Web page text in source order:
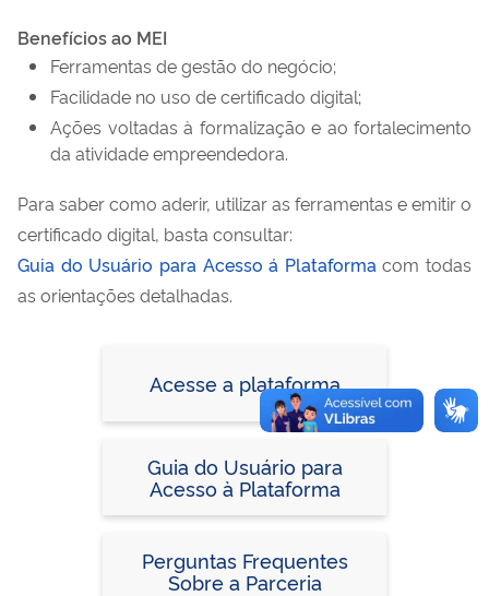
Benefícios ao MEI
Ferramentas de gestão do negócio;
Facilidade no uso de certificado digital;
Ações voltadas à formalização e ao fortalecimento
da atividade empreendedora.
Para saber como aderir, utilizar as ferramentas e emitir o
certificado digital, basta consultar:
Guia do Usuário para Acesso á Plataforma com todas
as orientações detalhadas.
Acesse a plataforma
Guia do Usuário para
Acesso à Plataforma
Perguntas Frequentes
Sobre a Parceria